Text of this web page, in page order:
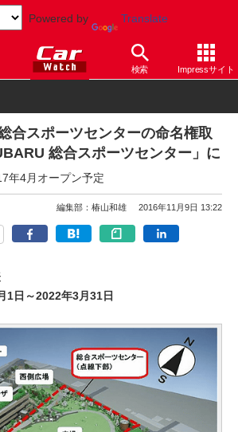
Powered by Translate
検索 Impressサイト
スバル その他
合スポーツセンターの命名権取
総合スポーツセンター」に
年4月オープン予定
編集部：椿山和雄 2016年11月9日 13:22
1日～2022年3月31日